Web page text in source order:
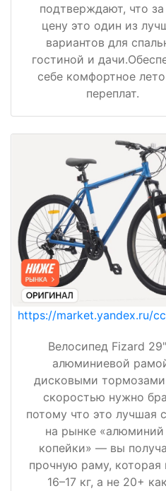
подтверждают, что за
цену это один из
вариантов для
гостиной и
себе комфортное
переплат.
https://market.yandex.ru/
Велосипед Fizard
алюминиевой
дисковыми тормозами
скоростью нужно
потому что это лучшая
на рынке «алюминий
копейки» — вы
прочную раму, которая
16–17 кг, а не 20+